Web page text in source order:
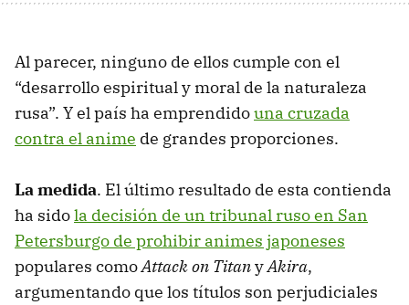
Al parecer, ninguno de ellos cumple con el
“desarrollo espiritual y moral de la naturaleza
rusa”. Y el país ha emprendidouna cruzada
contra el anime de grandes proporciones.
La medida. El último resultado de esta contienda
ha sidola decisión de un tribunal ruso en San
Petersburgo de prohibir animes japoneses
populares comoAttack on TitanyAkira,
argumentando que los títulos son perjudiciales